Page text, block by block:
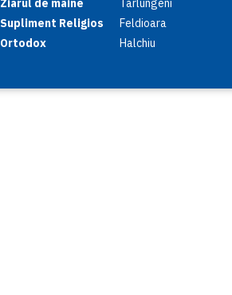
Ziarul de mâine
Supliment Religios
Ortodox
Tarlungeni
Feldioara
Halchiu